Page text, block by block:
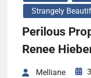
Strangely
Perilous
Renee
Melliane